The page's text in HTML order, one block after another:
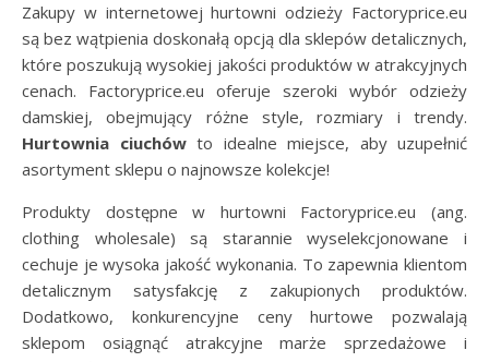
Zakupy w internetowej hurtowni odzieży Factoryprice.eu
są bez wątpienia doskonałą opcją dla sklepów detalicznych,
które poszukują wysokiej jakości produktów w atrakcyjnych
cenach. Factoryprice.eu oferuje szeroki wybór odzieży
damskiej, obejmujący różne style, rozmiary i trendy.
Hurtownia ciuchówto idealne miejsce, aby uzupełnić
asortyment sklepu o najnowsze kolekcje!
Produkty dostępne w hurtowni Factoryprice.eu (ang.
clothing wholesale) są starannie wyselekcjonowane i
cechuje je wysoka jakość wykonania. To zapewnia klientom
detalicznym satysfakcję z zakupionych produktów.
Dodatkowo, konkurencyjne ceny hurtowe pozwalają
sklepom osiągnąć atrakcyjne marże sprzedażowe i